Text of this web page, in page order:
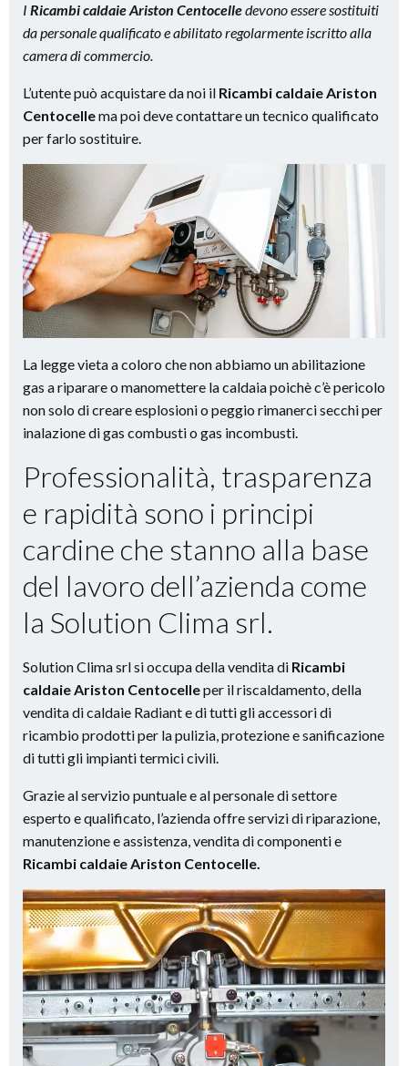
I Ricambi caldaie Ariston Centocelledevono essere sostituiti
da personale qualificato e abilitato regolarmente iscritto alla
camera di commercio.
L’utente può acquistare da noi il Ricambi caldaie Ariston
Centocellema poi deve contattare un tecnico qualificato
per farlo sostituire.
La legge vieta a coloro che non abbiamo un abilitazione
gas a riparare o manomettere la caldaia poichè c’è pericolo
non solo di creare esplosioni o peggio rimanerci secchi per
inalazione di gas combusti o gas incombusti.
Professionalità, trasparenza
e rapidità sono i principi
cardine che stanno alla base
del lavoro dell’azienda come
la Solution Clima srl.
Solution Clima srl si occupa della vendita di Ricambi
caldaie Ariston Centocelleper il riscaldamento, della
vendita di caldaie Radiant e di tutti gli accessori di
ricambio prodotti per la pulizia, protezione e sanificazione
di tutti gli impianti termici civili.
Grazie al servizio puntuale e al personale di settore
esperto e qualificato, l’azienda offre servizi di riparazione,
manutenzione e assistenza, vendita di componenti e
Ricambi caldaie Ariston Centocelle.